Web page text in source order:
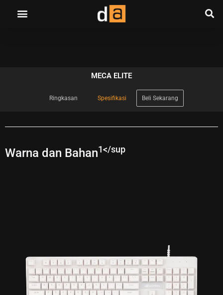
MECA ELITE
Ringkasan Spesifikasi Beli Sekarang
Warna dan Bahan1</sup